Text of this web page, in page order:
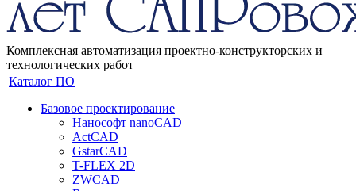
Комплексная автоматизация проектно-конструкторских и
технологических работ
Каталог ПО
Базовое проектирование
Нанософт nanoCAD
ActCAD
GstarCAD
T-FLEX 2D
ZWCAD